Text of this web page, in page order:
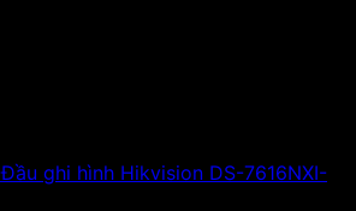
Đầu ghi hình Hikvision DS-7616NXI-